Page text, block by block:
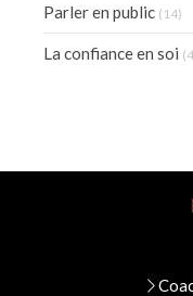
Parler en public (14)
La confiance en soi